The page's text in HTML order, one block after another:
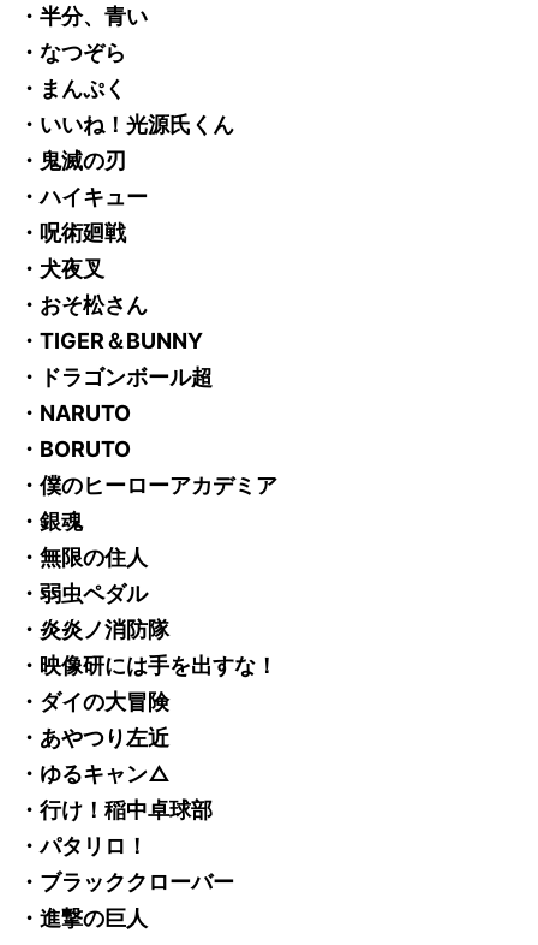
・半分、青い
・なつぞら
・まんぷく
・いいね！光源氏くん
・鬼滅の刃
・ハイキュー
・呪術廻戦
・犬夜叉
・おそ松さん
・TIGER＆BUNNY
・ドラゴンボール超
・NARUTO
・BORUTO
・僕のヒーローアカデミア
・銀魂
・無限の住人
・弱虫ペダル
・炎炎ノ消防隊
・映像研には手を出すな！
・ダイの大冒険
・あやつり左近
・ゆるキャン△
・行け！稲中卓球部
・パタリロ！
・ブラッククローバー
・進撃の巨人